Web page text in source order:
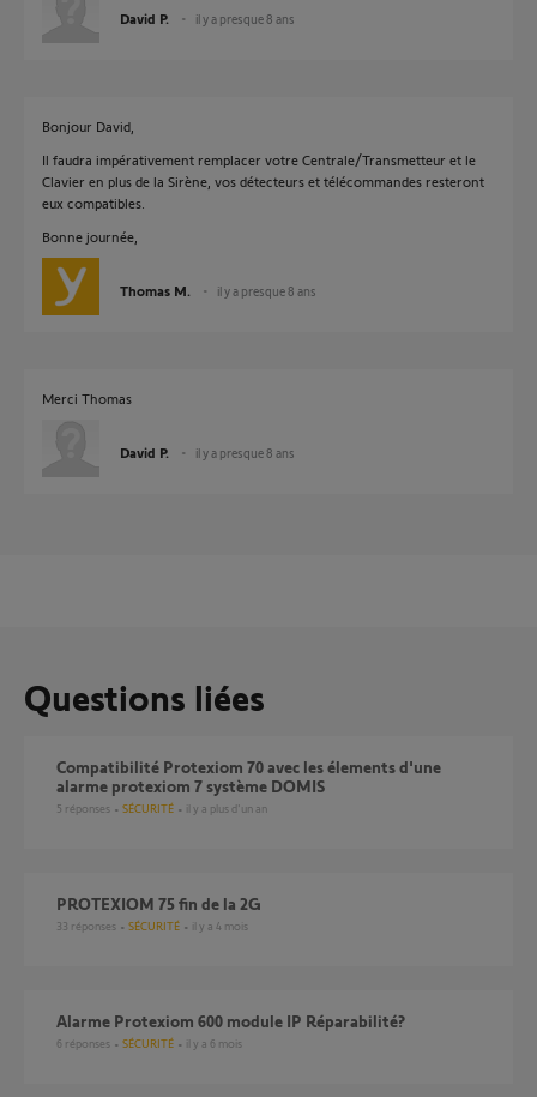
David P. il y a presque 8 ans
Bonjour David,
Il faudra impérativement remplacer votre Centrale/Transmetteur et le
Clavier en plus de la Sirène, vos détecteurs et télécommandes resteront
eux compatibles.
Bonne journée,
Thomas M. il y a presque 8 ans
Merci Thomas
David P. il y a presque 8 ans
Questions liées
Compatibilité Protexiom 70 avec les élements d'une
alarme protexiom 7 système DOMIS
5 réponses SÉCURITÉ il y a plus d'un an
PROTEXIOM 75 fin de la 2G
33 réponses SÉCURITÉ il y a 4 mois
Alarme Protexiom 600 module IP Réparabilité?
6 réponses SÉCURITÉ il y a 6 mois